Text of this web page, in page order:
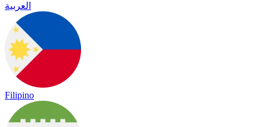
العربية
Filipino